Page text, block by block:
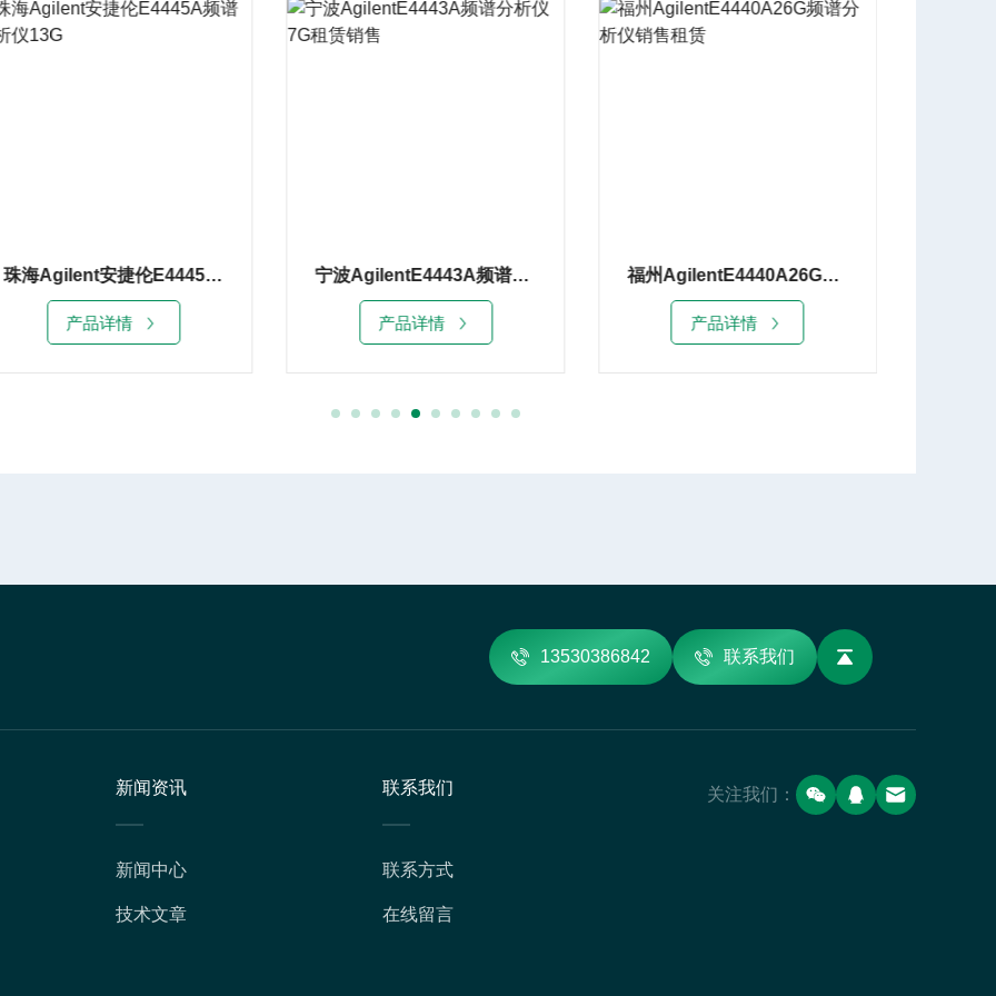
珠海Agilent安捷伦E4445A频谱分析仪13G
产品详情
宁波AgilentE4443A频谱分析仪7G租赁销售
产品详情
福州AgilentE4440A26G频谱分析仪销售租赁
产品详情
13530386842 联系我们
新闻资讯
新闻中心
技术文章
联系我们
联系方式
在线留言
关注我们：